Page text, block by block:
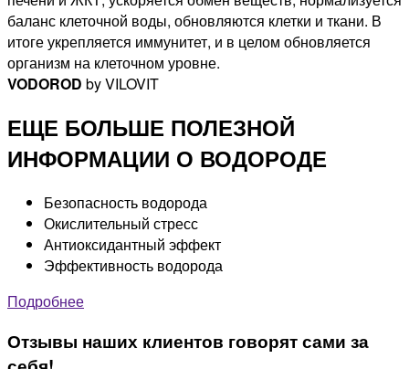
баланс клеточной воды, обновляются клетки и ткани. В
итоге укрепляется иммунитет, и в целом обновляется
организм на клеточном уровне.
VODOROD by VILOVIT
ЕЩЕ БОЛЬШЕ ПОЛЕЗНОЙ
ИНФОРМАЦИИ О ВОДОРОДЕ
Безопасность водорода
Окислительный стресс
Антиоксидантный эффект
Эффективность водорода
Подробнее
Отзывы наших клиентов говорят сами за